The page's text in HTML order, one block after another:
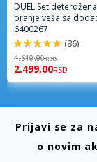
DUEL Set
pranje veša sa
6400267
98%
(86)
4.610,00RSD
2.499,00RSD
Prijavi se za
o novim